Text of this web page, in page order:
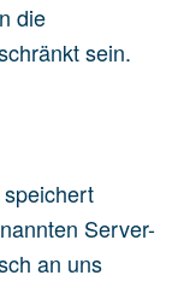
die
sein.
Server-
an uns